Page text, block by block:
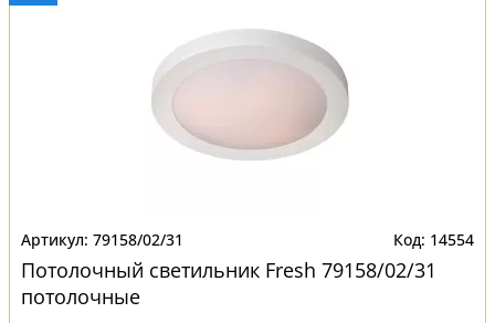
79158/02/31 14554
Потолочный светильник Fresh 79158/02/31
потолочные